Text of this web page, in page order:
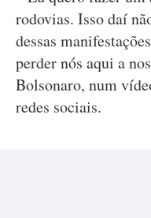
rodovias. Isso daí
dessas
perder nós aqui a
Bolsonaro, num
redes sociais.